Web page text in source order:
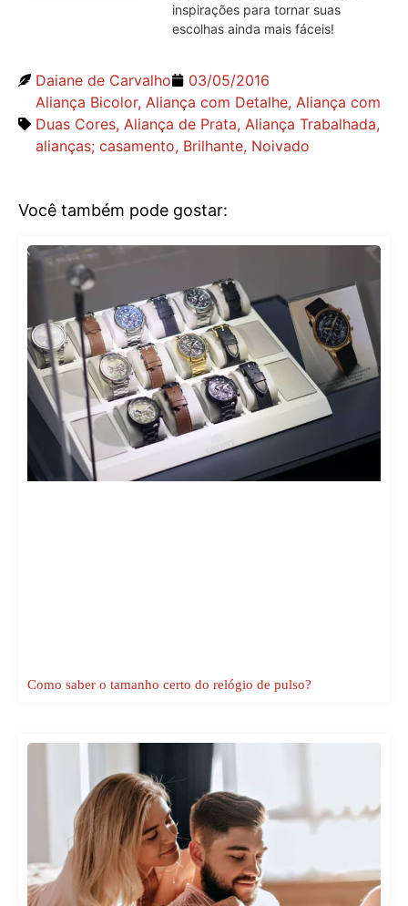
inspirações para tornar suas
escolhas ainda mais fáceis!
Daiane de Carvalho
03/05/2016
Aliança Bicolor, Aliança com Detalhe, Aliança com
Duas Cores, Aliança de Prata, Aliança Trabalhada,
alianças; casamento, Brilhante, Noivado
Você também pode gostar:
Como saber o tamanho certo do relógio de pulso?